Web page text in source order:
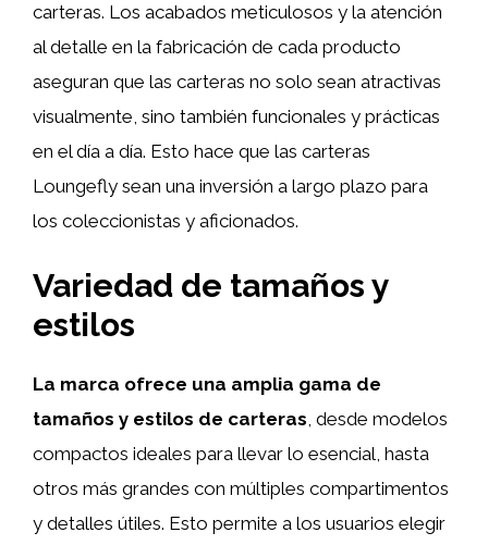
carteras. Los acabados meticulosos y la atención
al detalle en la fabricación de cada producto
aseguran que las carteras no solo sean atractivas
visualmente, sino también funcionales y prácticas
en el día a día. Esto hace que las carteras
Loungefly sean una inversión a largo plazo para
los coleccionistas y aficionados.
Variedad de tamaños y
estilos
La marca ofrece una amplia gama de
tamaños y estilos de carteras , desde modelos
compactos ideales para llevar lo esencial, hasta
otros más grandes con múltiples compartimentos
y detalles útiles. Esto permite a los usuarios elegir